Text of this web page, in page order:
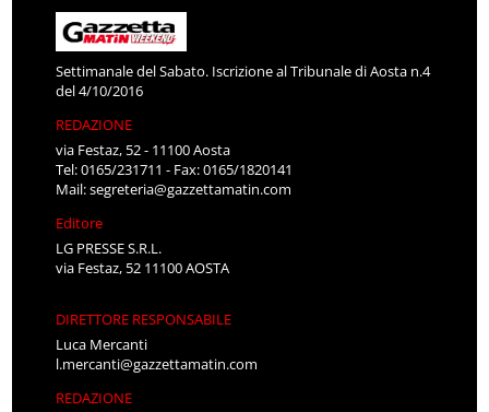
Settimanale del Sabato. Iscrizione al Tribunale di Aosta n.4
del 4/10/2016
REDAZIONE
via Festaz, 52 - 11100 Aosta
Tel: 0165/231711 - Fax: 0165/1820141
Mail:segreteria@gazzettamatin.com
Editore
LG PRESSE S.R.L.
via Festaz, 52 11100 AOSTA
DIRETTORE RESPONSABILE
Luca Mercanti
l.mercanti@gazzettamatin.com
REDAZIONE